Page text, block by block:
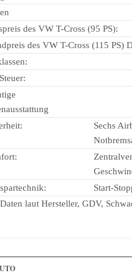
des VW T-Cross (95 PS):
des VW T-Cross (115 PS)
Sechs
Start-
laut Hersteller, GDV,